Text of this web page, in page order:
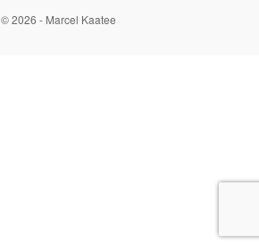
© 2026 - Marcel Kaatee